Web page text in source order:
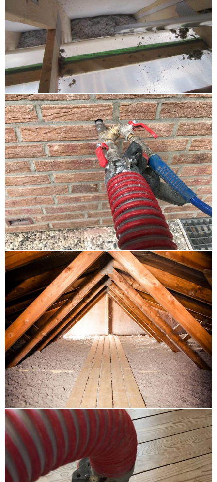
Hohenlockstedt
Flachdachdämmung Uetersen
Barmstedt
energetische Sanierung Rahlstedt,
Einblasdämmung Uetersen Barmstedt,Supafil
Neumünster Boostedt,HK 33 Wedel,Einblasen
Ammersbek,energetische Sanierung Lübeck
Steicozell Norderstedt
,HK 33 Neumünster Boostedt
Untersparrendämmung Gettorf
energetische
Sanierung Büchen
Dachdämmung Bad Oldesloe
Hohlschichtisolierung Ratekau,Flachdachdämmung
Halstenbek,Gebäudedämmung Schwarzenbek,
Kellerdeckendämmung Fehmarn,
Dachbodendämmung Schönberg Ostsee,
Hohlraumdämmung Ahrensburg Grosshansdorf,
Gebäudedämmung Ammersbek